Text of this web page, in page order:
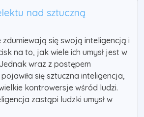
nad sztuczną
zdumiewają się swoją inteligencją i
na to, jak wiele ich umysł jest w
wraz z postępem
się sztuczna inteligencja,
kontrowersje wśród ludzi.
zastąpi ludzki umysł w